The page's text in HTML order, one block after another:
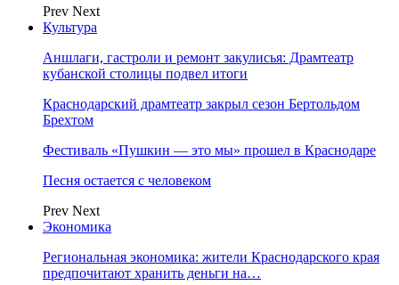
Prev Next
Культура
Аншлаги, гастроли и ремонт закулисья: Драмтеатр
кубанской столицы подвел итоги
Краснодарский драмтеатр закрыл сезон Бертольдом
Брехтом
Фестиваль «Пушкин — это мы» прошел в Краснодаре
Песня остается с человеком
Prev Next
Экономика
Региональная экономика: жители Краснодарского края
предпочитают хранить деньги на…